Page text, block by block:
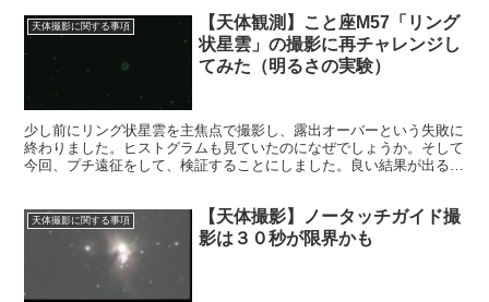
天体撮影に関する事項
【天体観測】こと座M57「リング
状星雲」の撮影に再チャレンジし
てみた（明るさの実験）
少し前にリング状星雲を主焦点で撮影し、露出オーバーという失敗に
終わりました。ヒストグラムも見ていたのになぜでしょうか。そして
今回、プチ遠征をして、検証することにしました。良い結果が出ると
天体撮影に関する事項
【天体撮影】ノータッチガイド撮
影は３０秒が限界かも